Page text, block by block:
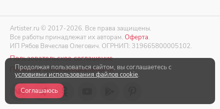
Artister.ru © 2017-2026. Все права защищены.
Все работы принадлежат их авторам. Оферта.
ИП Рябов Вячеслав Олегович. ОГРНИП: 319665800005102.
Пользовательское соглашение
Политика конфиденциальности
Продолжая пользоваться сайтом, вы соглашаетесь с
условиями использования файлов cookie.
Соглашаюсь